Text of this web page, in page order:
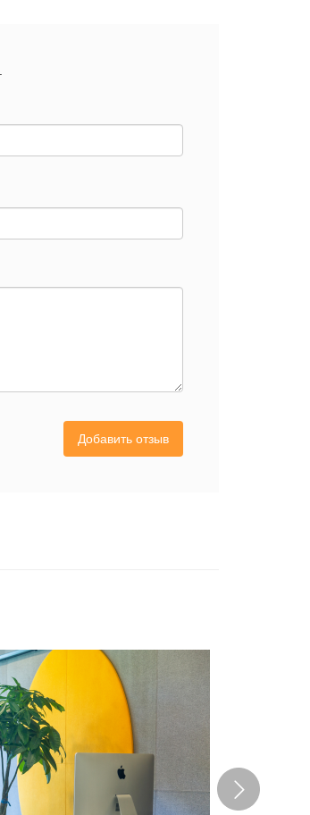
Добавить отзыв